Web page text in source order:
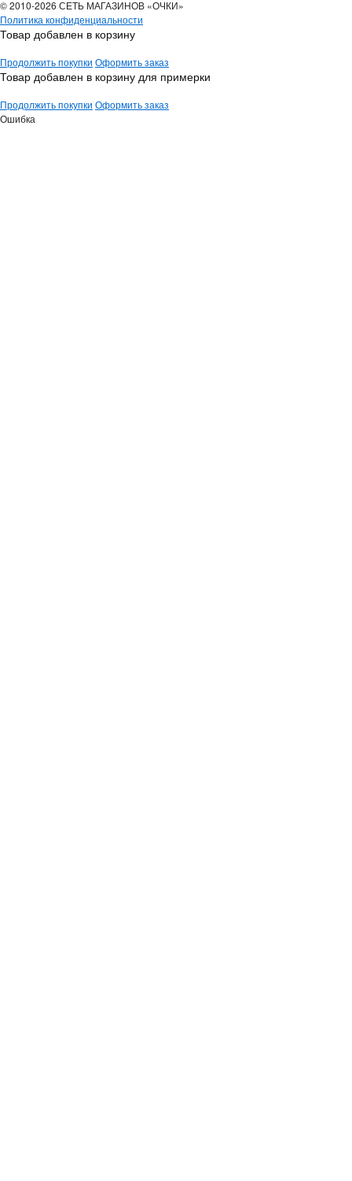
© 2010-2026 СЕТЬ МАГАЗИНОВ «ОЧКИ»
Политика конфиденциальности
Товар добавлен в корзину
Продолжить покупки Оформить заказ
Товар добавлен в корзину для примерки
Продолжить покупки Оформить заказ
Ошибка